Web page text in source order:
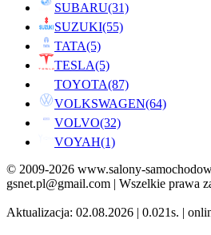
SUBARU(31)
SUZUKI(55)
TATA(5)
TESLA(5)
TOYOTA(87)
VOLKSWAGEN(64)
VOLVO(32)
VOYAH(1)
© 2009-2026 www.salony-
gsnet.pl@gmail.com | Wszelkie prawa
Aktualizacja: 02.08.2026 | 0.021s. |